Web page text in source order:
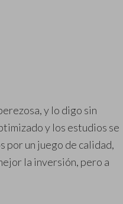
y lo digo sin
y los estudios se
por un juego de calidad,
la inversión, pero a